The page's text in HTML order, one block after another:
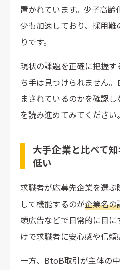
人材紹介エージェント
合同企業説明会・就職イベント
採用代行の活用
経営層を巻き込み全社で採用に
採用管理システム（ATS）を導
まとめ
置かれています。少子高
少も加速しており、採用
りです。
現状の課題を正確に把握
ち手は見つけられません
まされているのかを確認
を読み進めてみてください。
大手企業と比べて
低い
求職者が応募先企業を選
して機能するのが企業名の
頭広告などで日常的に目
けで求職者に安心感や信頼
一方、BtoB取引が主体の